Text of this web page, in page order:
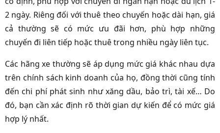
2 ngày. Riêng đối với thuê theo chuyến hoặc dài hạn, giá
cả thường sẽ có mức ưu đãi hơn, phù hợp những
chuyến đi liên tiếp hoặc thuê trong nhiều ngày liên tục.
Các hãng xe thường sẽ áp dụng mức giá khác nhau dựa
trên chính sách kinh doanh của họ, đồng thời cũng tính
đến chi phí phát sinh như xăng dầu, bảo trì, tài xế… Do
đó, bạn cần xác định rõ thời gian dự kiến để có mức giá
hợp lý nhất.